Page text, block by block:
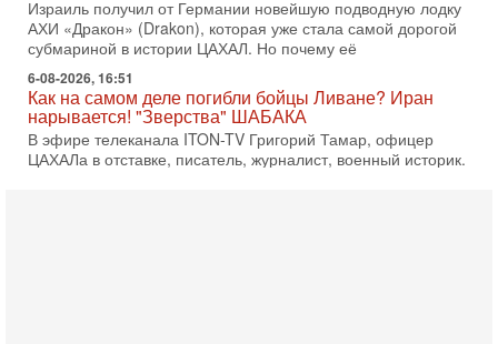
Израиль получил от Германии новейшую подводную лодку
АХИ «Дракон» (Drakon), которая уже стала самой дорогой
субмариной в истории ЦАХАЛ. Но почему её
6-08-2026, 16:51
Как на самом деле погибли бойцы Ливане? Иран
нарывается! "Зверства" ШАБАКА
В эфире телеканала ITON-TV Григорий Тамар, офицер
ЦАХАЛа в отставке, писатель, журналист, военный историк.